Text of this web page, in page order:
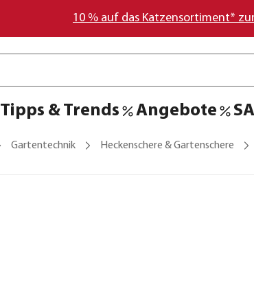
10 % auf das Katzensortiment*
Tipps & Trends Angebote
Gartentechnik Heckenschere & Gartenschere